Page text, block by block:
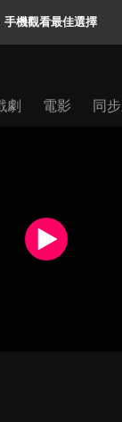
手機觀看最佳選擇
劇 電影 同